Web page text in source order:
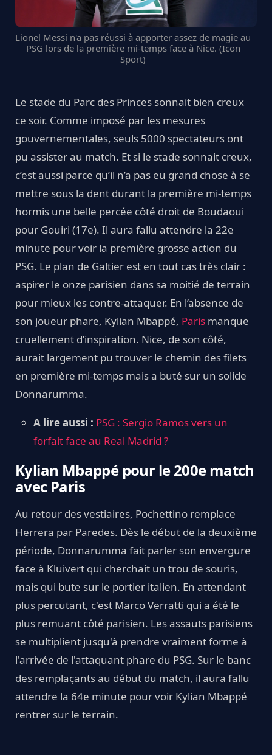
Lionel Messi n'a pas réussi à apporter assez de magie au
PSG lors de la première mi-temps face à Nice. (Icon
Sport)
Le stade du Parc des Princes sonnait bien creux
ce soir. Comme imposé par les mesures
gouvernementales, seuls 5000 spectateurs ont
pu assister au match. Et si le stade sonnait creux,
c’est aussi parce qu’il n’a pas eu grand chose à se
mettre sous la dent durant la première mi-temps
hormis une belle percée côté droit de Boudaoui
pour Gouiri (17e). Il aura fallu attendre la 22e
minute pour voir la première grosse action du
PSG. Le plan de Galtier est en tout cas très clair :
aspirer le onze parisien dans sa moitié de terrain
pour mieux les contre-attaquer. En l’absence de
son joueur phare, Kylian Mbappé, Paris manque
cruellement d’inspiration. Nice, de son côté,
aurait largement pu trouver le chemin des filets
en première mi-temps mais a buté sur un solide
Donnarumma.
A lire aussi : PSG : Sergio Ramos vers un
forfait face au Real Madrid ?
Kylian Mbappé pour le 200e match
avec Paris
Au retour des vestiaires, Pochettino remplace
Herrera par Paredes. Dès le début de la deuxième
période, Donnarumma fait parler son envergure
face à Kluivert qui cherchait un trou de souris,
mais qui bute sur le portier italien. En attendant
plus percutant, c'est Marco Verratti qui a été le
plus remuant côté parisien. Les assauts parisiens
se multiplient jusqu'à prendre vraiment forme à
l'arrivée de l'attaquant phare du PSG. Sur le banc
des remplaçants au début du match, il aura fallu
attendre la 64e minute pour voir Kylian Mbappé
rentrer sur le terrain.